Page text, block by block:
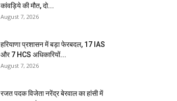
कांवड़िये की मौत, दो...
August 7, 2026
हरियाणा प्रशासन में बड़ा फेरबदल, 17 IAS
और 7 HCS अधिकारियों...
August 7, 2026
रजत पदक विजेता नरेंद्र बेरवाल का हांसी में